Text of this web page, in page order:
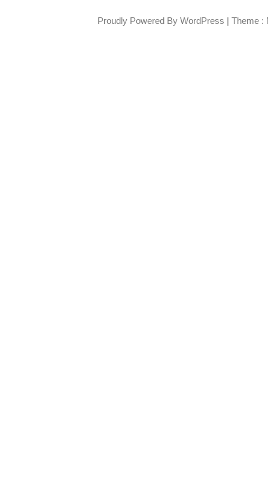
Proudly Powered By WordPress | Theme :